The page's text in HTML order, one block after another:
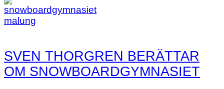
SVEN THORGREN BERÄTTAR
OM SNOWBOARDGYMNASIET